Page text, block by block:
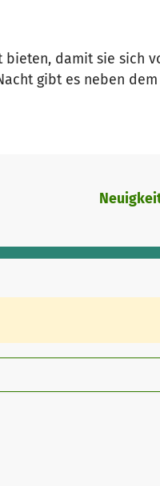
bieten, damit sie sich
gibt es neben